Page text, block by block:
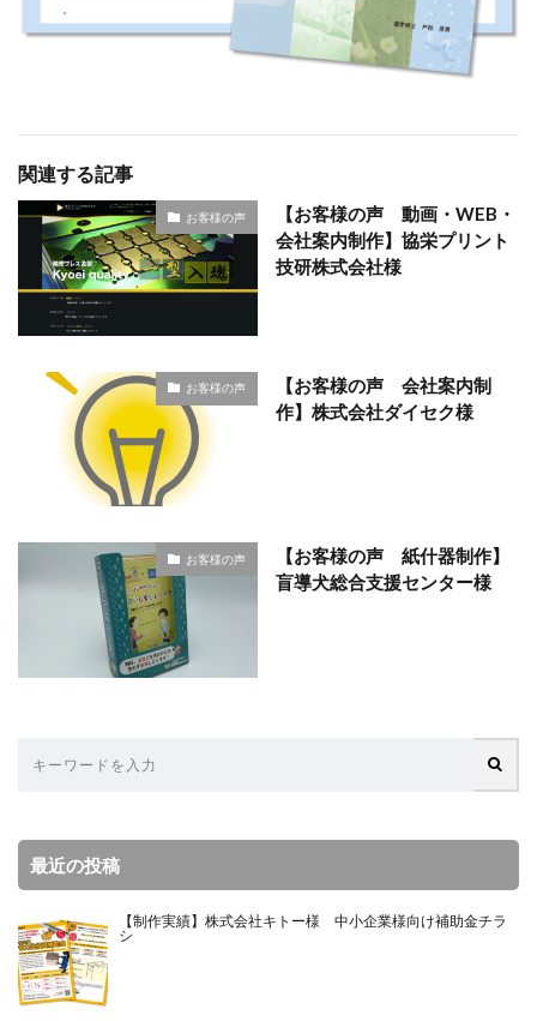
関連する記事
お客様の声
【お客様の声 動画・WEB・
会社案内制作】協栄プリント
技研株式会社様
お客様の声
【お客様の声 会社案内制
作】株式会社ダイセク様
お客様の声
【お客様の声 紙什器制作】
盲導犬総合支援センター様
最近の投稿
【制作実績】株式会社キトー様 中小企業様向け補助金チラ
シ